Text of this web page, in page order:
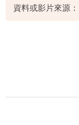
資料或影片來源：